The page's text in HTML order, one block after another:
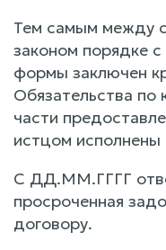
Тем самым между
законом порядке
формы заключен
Обязательства по
части
истцом
С ДД.ММ.ГГГГ
просроченная
договору.